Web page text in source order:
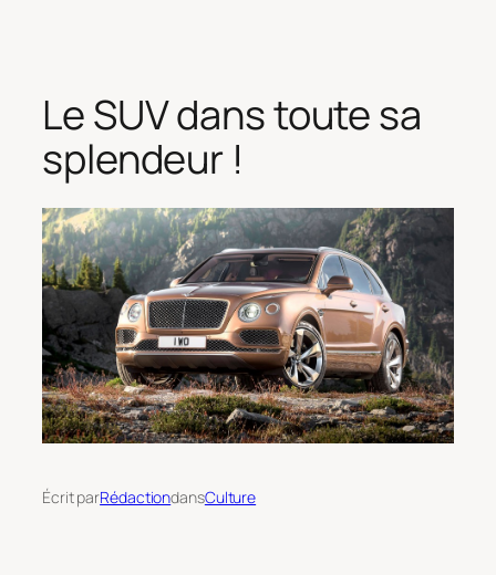
Le SUV dans toute sa
splendeur !
Écrit parRédactiondansCulture